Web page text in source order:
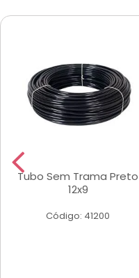
Tubo Sem Trama Preto
12x9
Código: 41200